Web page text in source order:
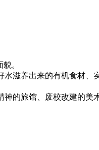
。
滋养出来的有机食材、
的旅馆、废校改建的